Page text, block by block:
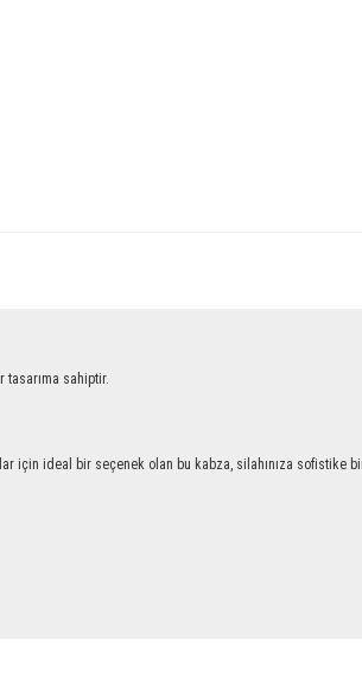
sahiptir.
ideal bir seçenek olan bu kabza, silahınıza sofistike